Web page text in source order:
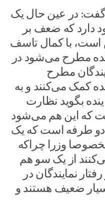
گفت: در عین حال یک
دارد که ضعف بر
است، با کمال تاسف
مطرح می‌شود در
مطرح
کمک می‌کنند و به
بگوید نظارت
که این هم می‌شود
دو طرفه است که یک
وزرا چراکه
از یک سو هم
نمایندگان در
ضعیف هستند و